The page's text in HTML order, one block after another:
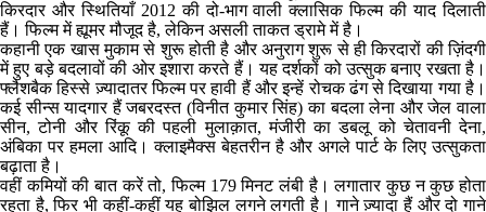
किरदार और स्थितियाँ 2012 की दो-भाग वाली क्लासिक फिल्म की याद दिलाती
हैं। फिल्म में ह्यूमर मौजूद है, लेकिन असली ताकत ड्रामे में है।
कहानी एक खास मुकाम से शुरू होती है और अनुराग शुरू से ही किरदारों की ज़िंदगी
में हुए बड़े बदलावों की ओर इशारा करते हैं। यह दर्शकों को उत्सुक बनाए रखता है।
फ्लैशबैक हिस्से ज़्यादातर फिल्म पर हावी हैं और इन्हें रोचक ढंग से दिखाया गया है।
कई सीन्स यादगार हैं जबरदस्त (विनीत कुमार सिंह) का बदला लेना और जेल वाला
सीन, टोनी और रिंकू की पहली मुलाक़ात, मंजीरी का डबलू को चेतावनी देना,
अंबिका पर हमला आदि। क्लाइमैक्स बेहतरीन है और अगले पार्ट के लिए उत्सुकता
बढ़ाता है।
वहीं कमियों की बात करें तो, फिल्म 179 मिनट लंबी है। लगातार कुछ न कुछ होता
रहता है, फिर भी कहीं-कहीं यह बोझिल लगने लगती है। गाने ज़्यादा हैं और दो गाने